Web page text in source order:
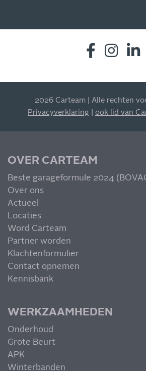
INSCHRIJVEN
2026 Carteam | Alle rechten
Privacyverklaring
ook lid van
OVER CARTEAM
Beste garageformule 2024
Over ons
Actueel
Locaties
Word Carteam
Partner worden
Klachtenformulier
Contact opnemen
Kennisbank
WERKZAAMHEDEN
Onderhoud
Grote Beurt
APK
Winterbanden